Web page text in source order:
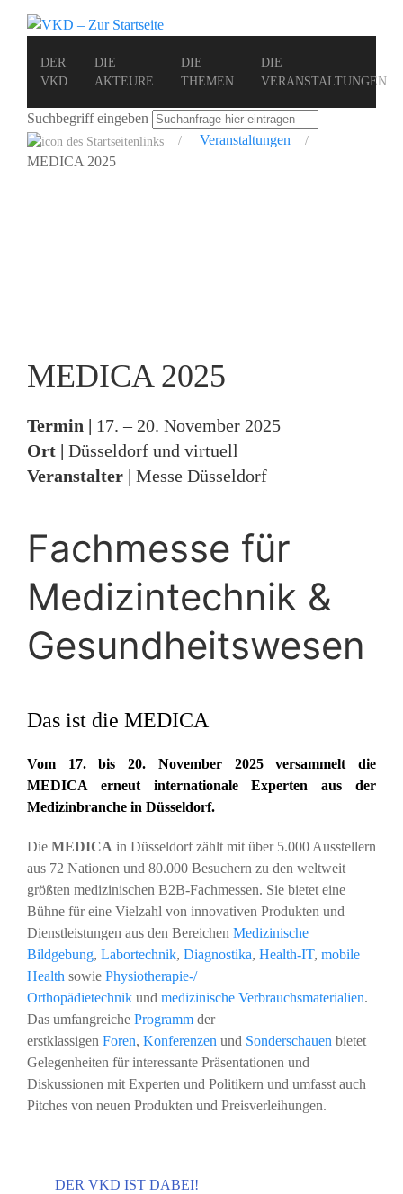
DER
VKD
DIE
AKTEURE
DIE
THEMEN
DIE
VERANSTALTUNGEN
Suchbegriff eingeben
Veranstaltungen
MEDICA 2025
MEDICA 2025
Termin | 17. – 20. November 2025
Ort | Düsseldorf und virtuell
Veranstalter | Messe Düsseldorf
Fachmesse für
Medizintechnik &
Gesundheitswesen
Das ist die MEDICA
Vom 17. bis 20. November 2025 versammelt die
MEDICA erneut internationale Experten aus der
Medizinbranche in Düsseldorf.
Die MEDICA in Düsseldorf zählt mit über 5.000 Ausstellern
aus 72 Nationen und 80.000 Besuchern zu den weltweit
größten medizinischen B2B-Fachmessen. Sie bietet eine
Bühne für eine Vielzahl von innovativen Produkten und
Dienstleistungen aus den Bereichen Medizinische
Bildgebung, Labortechnik, Diagnostika, Health-IT, mobile
Health sowie Physiotherapie-/
Orthopädietechnik und medizinische Verbrauchsmaterialien.
Das umfangreiche Programm der
erstklassigen Foren, Konferenzen und Sonderschauen bietet
Gelegenheiten für interessante Präsentationen und
Diskussionen mit Experten und Politikern und umfasst auch
Pitches von neuen Produkten und Preisverleihungen.
DER VKD IST DABEI!